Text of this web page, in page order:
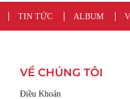
TIN TỨC ALBUM
VỀ CHÚNG TÔI
Điều Khoản